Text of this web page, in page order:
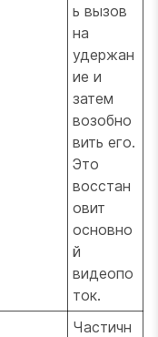
ь вызов
на
удержан
ие и
затем
возобно
вить его.
Это
восстан
овит
основно
й
видеопо
ток.
Частичн